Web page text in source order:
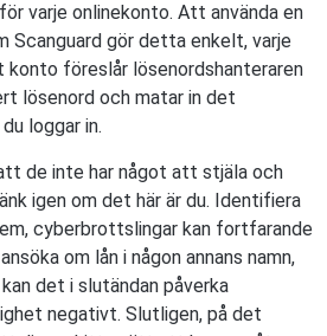
varje onlinekonto. Att använda en
Scanguard gör detta enkelt, varje
föreslår lösenordshanteraren
lösenord och matar in det
loggar in.
de inte har något att stjäla och
igen om det här är du. Identifiera
cyberbrottslingar kan fortfarande
om lån i någon annans namn,
det i slutändan påverka
negativt. Slutligen, på det